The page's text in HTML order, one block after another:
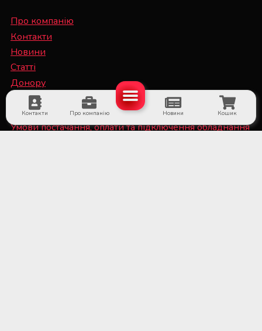
Контакти Про компанію Новини Кошик
Про компанію
Контакти
Новини
Статті
Донору
Спеціалісту
Умови постачання, оплати та підключення обладнання